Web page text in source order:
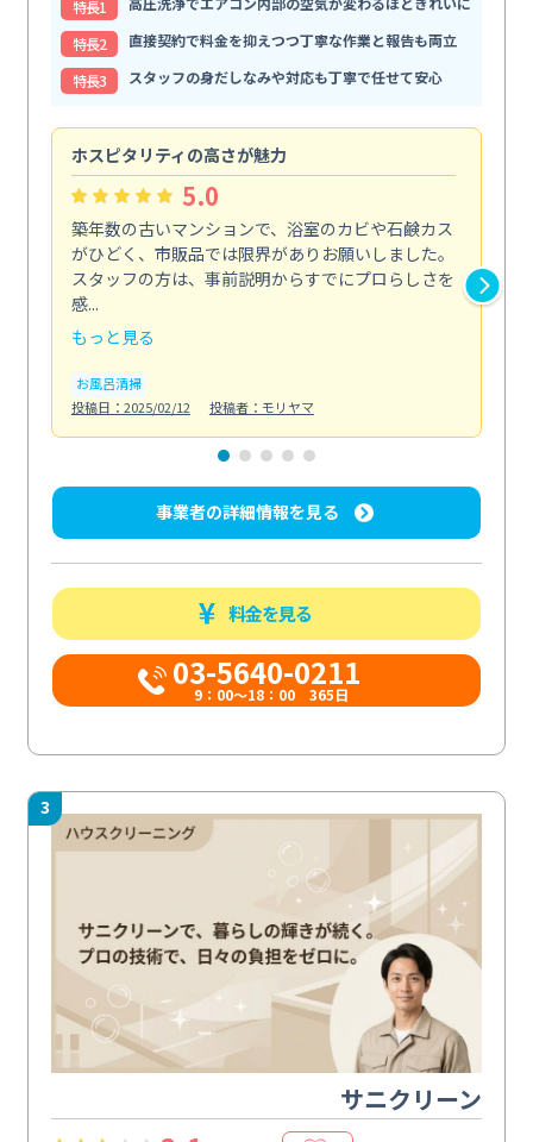
特⻑1
特⻑2
直接契約で料金を抑えつつ丁寧な作業と報告も両立
特⻑3
スタッフの身だしなみや対応も丁寧で任せて安心
ホスピタリティの高さが魅力
5.0
築年数の古いマンションで、浴室のカビや石鹸カス
がひどく、市販品では限界がありお願いしました。
スタッフの方は、事前説明からすでにプロらしさを
感...
もっと見る
お風呂清掃
投稿日：2025/02/12
投稿者：モリヤマ
事業者の詳細情報を見る
料金を見る
03-5640-0211
9：00～18：00 365日
3
サニクリーン